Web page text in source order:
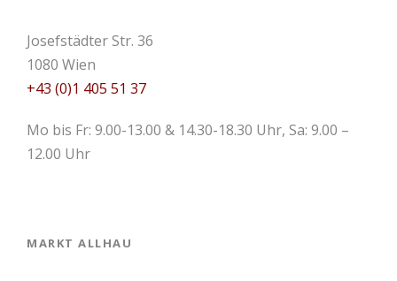
Josefstädter Str. 36
1080 Wien
+43 (0)1 405 51 37
Mo bis Fr: 9.00-13.00 & 14.30-18.30 Uhr, Sa: 9.00 –
12.00 Uhr
MARKT ALLHAU